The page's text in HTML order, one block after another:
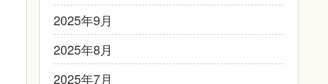
2025年9月
2025年8月
2025年7月